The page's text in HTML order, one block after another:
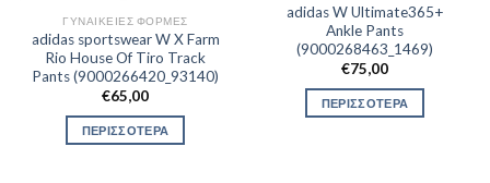
ΓΥΝΑΙΚΕΊΕΣ ΦΌΡΜΕΣ
adidas sportswear W X Farm
Rio House Of Tiro Track
Pants (9000266420_93140)
€65,00
ΠΕΡΙΣΣΟΤΕΡΑ
adidas W Ultimate365+
Ankle Pants
(9000268463_1469)
€75,00
ΠΕΡΙΣΣΟΤΕΡΑ